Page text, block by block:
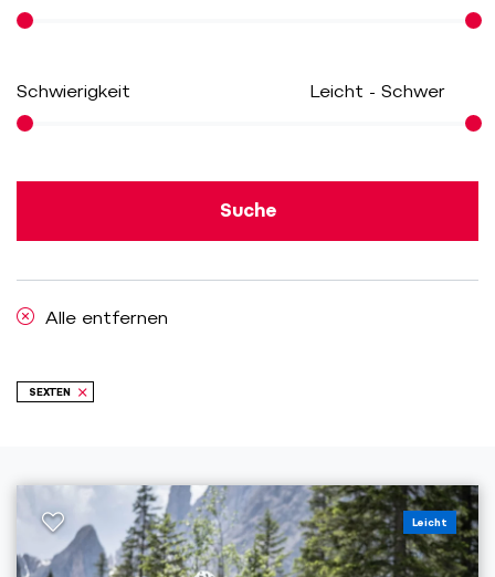
Schwierigkeit Leicht - Schwer
Suche
Alle entfernen
SEXTEN
Leicht